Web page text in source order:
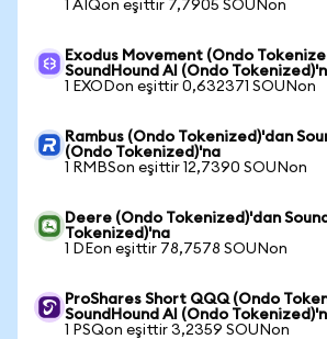
1 AIQon eşittir 7,7905 SOUNon
Exodus Movement (Ondo
SoundHound AI (Ondo
1 EXODon eşittir 0,632371 SOUNon
Rambus (Ondo Tokenized)'dan
(Ondo Tokenized)'na
1 RMBSon eşittir 12,7390 SOUNon
Deere (Ondo Tokenized)'dan
Tokenized)'na
1 DEon eşittir 78,7578 SOUNon
ProShares Short QQQ (Ondo
SoundHound AI (Ondo
1 PSQon eşittir 3,2359 SOUNon